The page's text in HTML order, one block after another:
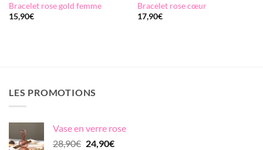
Bracelet rose gold femme
15,90€
Bracelet rose cœur
17,90€
LES PROMOTIONS
Vase en verre rose
28,90€ Le
24,90€Le